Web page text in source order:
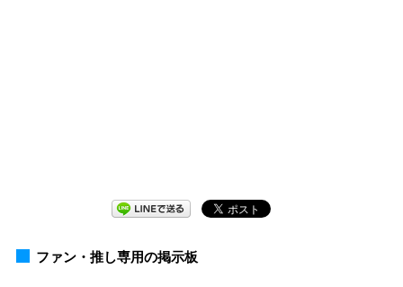
ファン・推し専用の掲示板